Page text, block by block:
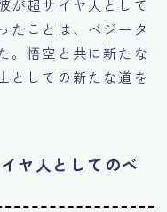
が超サイヤ人として
たことは、ベジータ
。悟空と共に新たな
としての新たな道を
ヤ人としてのベ